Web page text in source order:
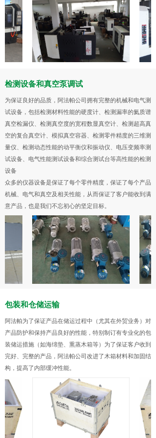
检测设备和真空泵调试
为保证良好的品质，阿法帕公司拥有完整的机械和电气测
试设备，包括检测材料性能的硬度计、检测漏率的氦质谱
真空检漏仪、检测真空度的宽程数显真空计、检测超高真
空的复合真空计、模拟真空容器、检测零件精度的三维测
量仪、检测动态性能的动平衡仪和振动仪、电压变频率测
试设备、电气性能测试设备和综合测试台等高性能的检测
设备
众多的仪器设备是保证了每个零件精度，保证了每个产品
机械、电气和真空及相关性能，从而保证了客户能收到满
意产品，也是我们不忘初心的坚定目标。
包装和仓储运输
阿法帕为了保证产品在储运过程中（尤其在外贸业务）对
产品防护和保持产品良好的性能，特别制订有专业化的包
装储运措施（如海绵垫、熏蒸木箱等）为了保证客户收到
完好、完整的产品，阿法帕公司改进了木箱材料和加固结
构，提高了内部缓冲性能。